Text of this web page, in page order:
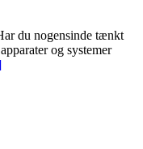
du nogensinde tænkt
og systemer